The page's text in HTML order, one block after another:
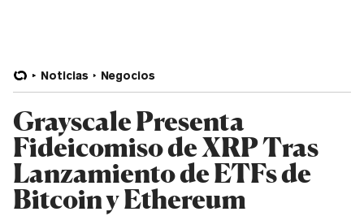
Noticias Negocios
Grayscale Presenta
Fideicomiso de XRP Tras
Lanzamiento de ETFs de
Bitcoin y Ethereum